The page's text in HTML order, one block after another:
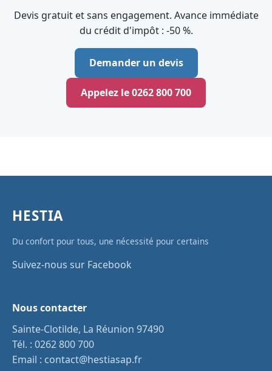
Devis gratuit et sans engagement. Avance immédiate
du crédit d'impôt : ‑50 %.
Demander un devis
Appelez le 0262 800 700
HESTIA
Du confort pour tous, une nécessité pour certains
Suivez-nous sur Facebook
Nous contacter
Sainte-Clotilde, La Réunion 97490
Tél. : 0262 800 700
Email : contact@hestiasap.fr